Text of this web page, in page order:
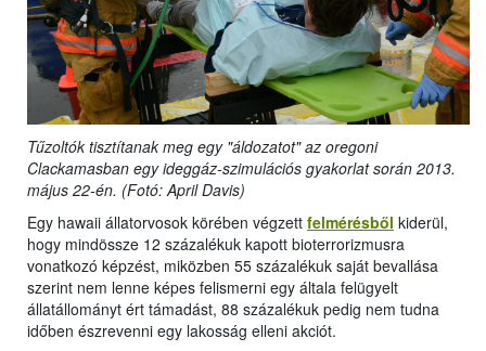
Tűzoltók tisztítanak meg egy "áldozatot" az oregoni
Clackamasban egy ideggáz-szimulációs gyakorlat során 2013.
május 22-én. (Fotó: April Davis)
Egy hawaii állatorvosok körében végzett felmérésből kiderül,
hogy mindössze 12 százalékuk kapott bioterrorizmusra
vonatkozó képzést, miközben 55 százalékuk saját bevallása
szerint nem lenne képes felismerni egy általa felügyelt
állatállományt ért támadást, 88 százalékuk pedig nem tudna
időben észrevenni egy lakosság elleni akciót.